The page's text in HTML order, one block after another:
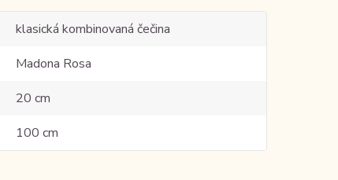
klasická kombinovaná čečina
Madona Rosa
20 cm
100 cm